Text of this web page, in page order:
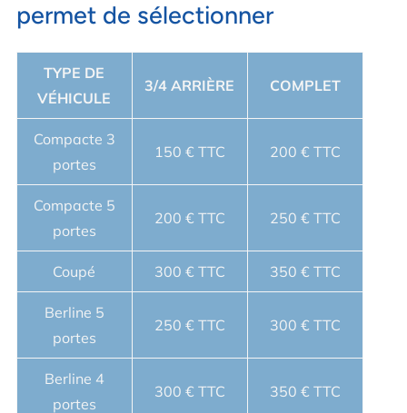
permet de sélectionner
TYPE DE
VÉHICULE
3/4 ARRIÈRE COMPLET
Compacte 3
portes
150 € TTC 200 € TTC
Compacte 5
portes
200 € TTC 250 € TTC
Coupé 300 € TTC 350 € TTC
Berline 5
portes
250 € TTC 300 € TTC
Berline 4
portes
300 € TTC 350 € TTC